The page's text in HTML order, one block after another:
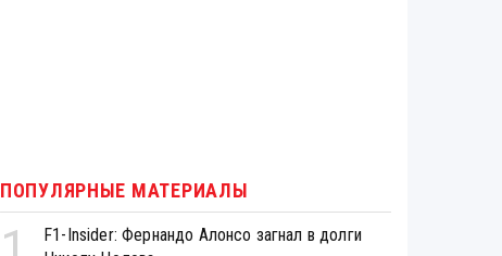
ПОПУЛЯРНЫЕ МАТЕРИАЛЫ
F1-Insider: Фернандо Алонсо загнал в долги